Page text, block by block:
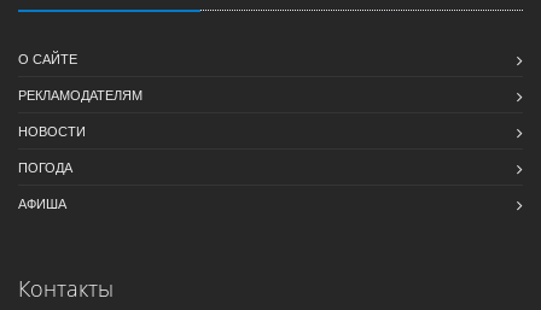
О САЙТЕ
РЕКЛАМОДАТЕЛЯМ
НОВОСТИ
ПОГОДА
АФИША
Контакты